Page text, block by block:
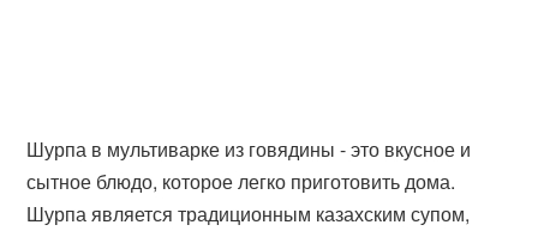
Шурпа в мультиварке из говядины - это вкусное и
сытное блюдо, которое легко приготовить дома.
Шурпа является традиционным казахским супом,